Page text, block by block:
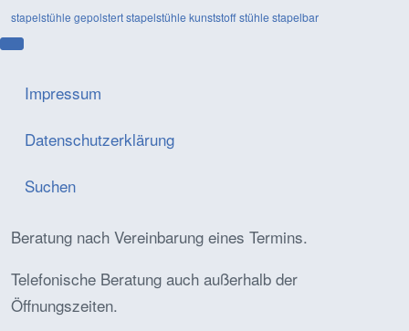
stapelstühle gepolstertstapelstühle kunststoffstühle stapelbar
Impressum
Datenschutzerklärung
Suchen
Beratung nach Vereinbarung eines Termins.
Telefonische Beratung auch außerhalb der
Öffnungszeiten.